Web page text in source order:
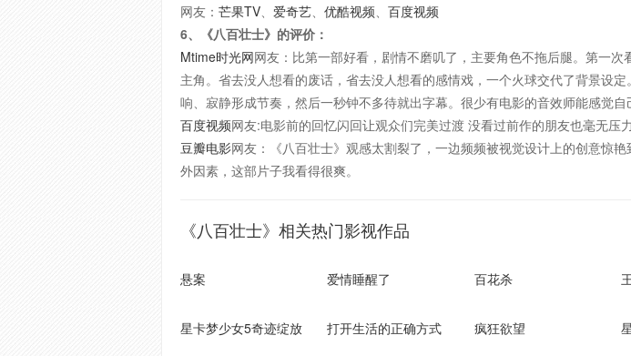
网友： 芒果TV 爱奇艺 优酷视频
百度视频
6、《八百壮士》的评价：
Mtime时光网网友：比第一部好看，剧情不磨叽了，主要角色不拖后腿。第一
主角。省去没人想看的废话，省去没人想看的感情戏，一个火球交代了背景设
响、寂静形成节奏，然后一秒钟不多待就出字幕。很少有电影的音效师能感觉自
百度视频网友:电影前的回忆闪回让观众们完美过渡 没看过前作的朋友也毫无压
豆瓣电影网友：《八百壮士》观感太割裂了，一边频频被视觉设计上的创意惊
外因素，这部片子我看得很爽。
《八百壮士》相关热门影视作品
悬案 爱情睡醒了 百花杀
星卡梦少女5奇迹绽放 打开生活的正确方式 疯狂欲望